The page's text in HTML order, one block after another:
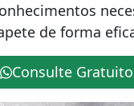
de forma
Consulte Gratuito